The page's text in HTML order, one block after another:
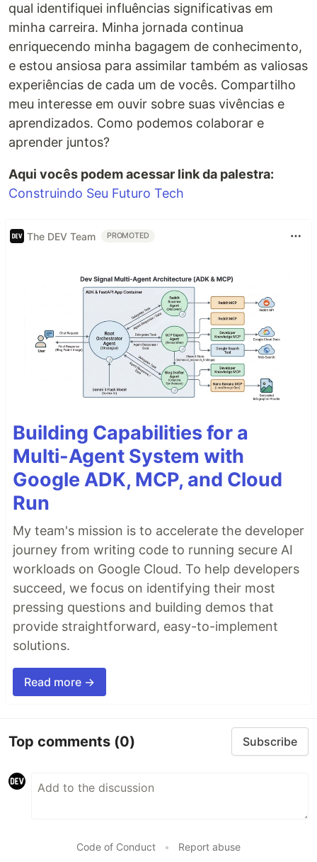
qual identifiquei influências significativas em
minha carreira. Minha jornada continua
enriquecendo minha bagagem de conhecimento,
e estou ansiosa para assimilar também as valiosas
experiências de cada um de vocês. Compartilho
meu interesse em ouvir sobre suas vivências e
aprendizados. Como podemos colaborar e
aprender juntos?
Aqui vocês podem acessar link da palestra:
Construindo Seu Futuro Tech
The DEV Team PROMOTED
Building Capabilities for a
Multi-Agent System with
Google ADK, MCP, and Cloud
Run
My team's mission is to accelerate the developer
journey from writing code to running secure AI
workloads on Google Cloud. To help developers
succeed, we focus on identifying their most
pressing questions and building demos that
provide straightforward, easy-to-implement
solutions.
Read more →
Top comments (0) Subscribe
Code of Conduct • Report abuse